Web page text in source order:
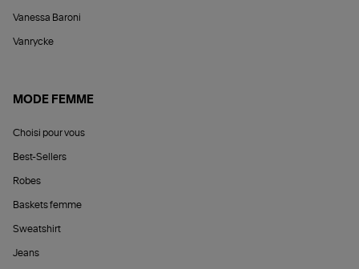
Vanessa Baroni
Vanrycke
MODE FEMME
Choisi pour vous
Best-Sellers
Robes
Baskets femme
Sweatshirt
Jeans